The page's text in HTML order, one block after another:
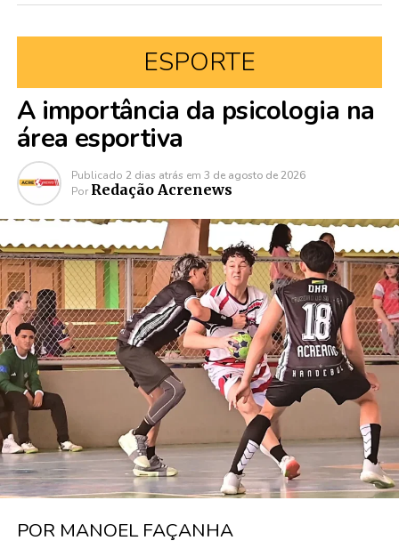
ESPORTE
A importância da psicologia na
área esportiva
Publicado 2 dias atrás em 3 de agosto de 2026
Por Redação Acrenews
POR MANOEL FAÇANHA